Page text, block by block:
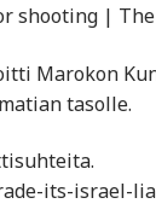
shooting |
Marokon
tasolle.
its-israel-